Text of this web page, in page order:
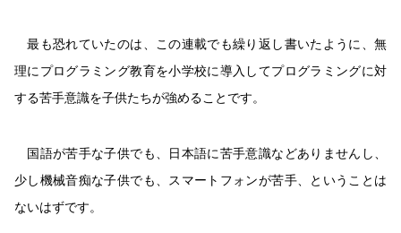
最も恐れていたのは、この連載でも繰り返し書いたように、無
理にプログラミング教育を小学校に導入してプログラミングに対
する苦手意識を子供たちが強めることです。
国語が苦手な子供でも、日本語に苦手意識などありませんし、
少し機械音痴な子供でも、スマートフォンが苦手、ということは
ないはずです。